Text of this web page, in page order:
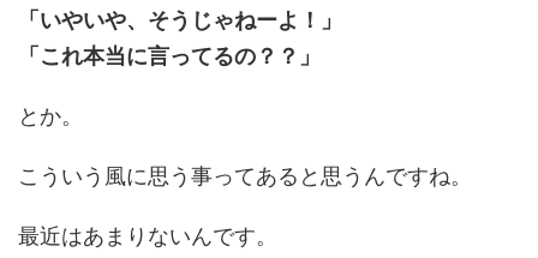
「いやいや、そうじゃねーよ！」
「これ本当に言ってるの？？」
とか。
こういう風に思う事ってあると思うんですね。
最近はあまりないんです。